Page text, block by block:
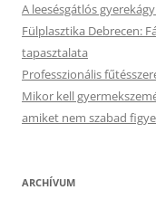
A leesésgátlós
Fülplasztika Debrecen:
tapasztalata
Professzionális
Mikor kell
amiket nem szabad
ARCHÍVUM